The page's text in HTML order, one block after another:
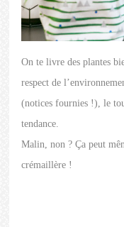
On te livre des plantes
respect de
(notices fournies !), le
tendance.
Malin, non ? Ça peut
crémaillère !